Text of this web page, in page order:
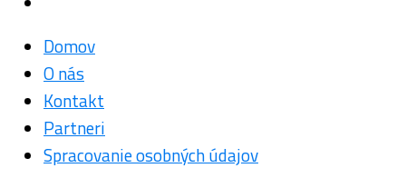
Domov
O nás
Kontakt
Partneri
Spracovanie osobných údajov